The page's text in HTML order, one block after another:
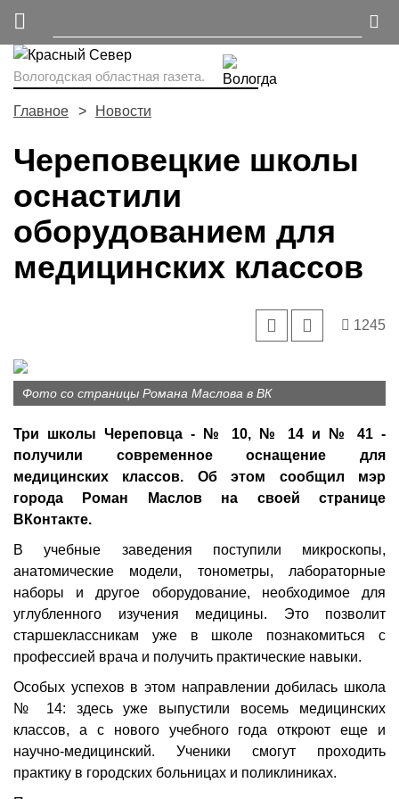
Вологодская областная газета.
Главное Новости
Череповецкие школы
оснастили
оборудованием для
медицинских классов
1245
Фото со страницы Романа Маслова в ВК
Три школы Череповца - № 10, № 14 и № 41 -
получили современное оснащение для
медицинских классов. Об этом сообщил мэр
города Роман Маслов на своей странице
ВКонтакте.
В учебные заведения поступили микроскопы,
анатомические модели, тонометры, лабораторные
наборы и другое оборудование, необходимое для
углубленного изучения медицины. Это позволит
старшеклассникам уже в школе познакомиться с
профессией врача и получить практические навыки.
Особых успехов в этом направлении добилась школа
№ 14: здесь уже выпустили восемь медицинских
классов, а с нового учебного года откроют еще и
научно-медицинский. Ученики смогут проходить
практику в городских больницах и поликлиниках.